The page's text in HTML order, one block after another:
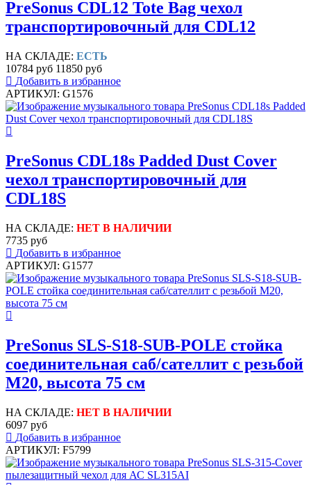
PreSonus CDL12 Tote Bag чехол
транспортировочный для CDL12
НА СКЛАДЕ: ЕСТЬ
10784 руб 11850 руб
Добавить в избранное
АРТИКУЛ: G1576
PreSonus CDL18s Padded Dust Cover
чехол транспортировочный для
CDL18S
НА СКЛАДЕ: НЕТ В НАЛИЧИИ
7735 руб
Добавить в избранное
АРТИКУЛ: G1577
PreSonus SLS-S18-SUB-POLE стойка
соединительная саб/сателлит с резьбой
M20, высота 75 см
НА СКЛАДЕ: НЕТ В НАЛИЧИИ
6097 руб
Добавить в избранное
АРТИКУЛ: F5799